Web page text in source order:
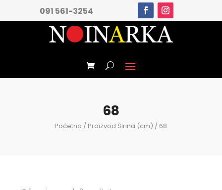
091 561-3254
68
Početna / Proizvod Širina (cm) / 68